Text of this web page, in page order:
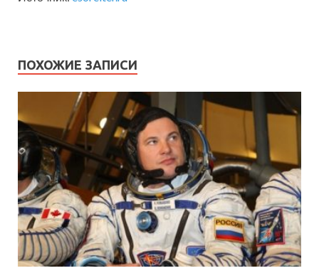
ПОХОЖИЕ ЗАПИСИ